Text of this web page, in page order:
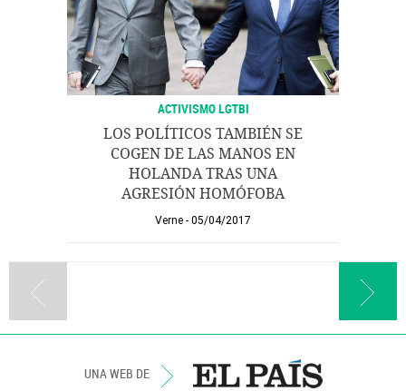
ACTIVISMO LGTBI
LOS POLÍTICOS TAMBIÉN SE
COGEN DE LAS MANOS EN
HOLANDA TRAS UNA
AGRESIÓN HOMÓFOBA
Verne 05/04/2017
UNA WEB DE